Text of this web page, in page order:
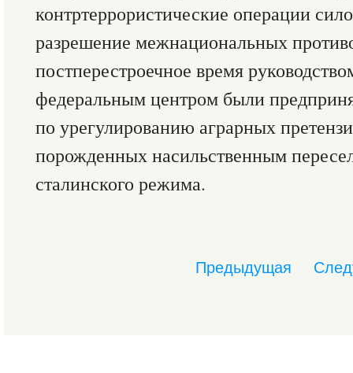
контртеррористические операции
разрешение межнациональных
постперестроечное время
федеральным центром были
по урегулированию аграрных
порожденных насильственным
сталинского режима.
Предыдущая